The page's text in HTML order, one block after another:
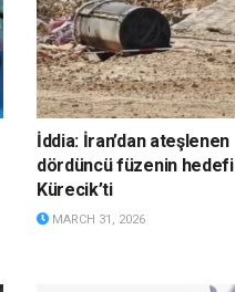
İddia: İran’dan ateşlenen
dördüncü füzenin hedefi
Kürecik’ti
MARCH 31, 2026